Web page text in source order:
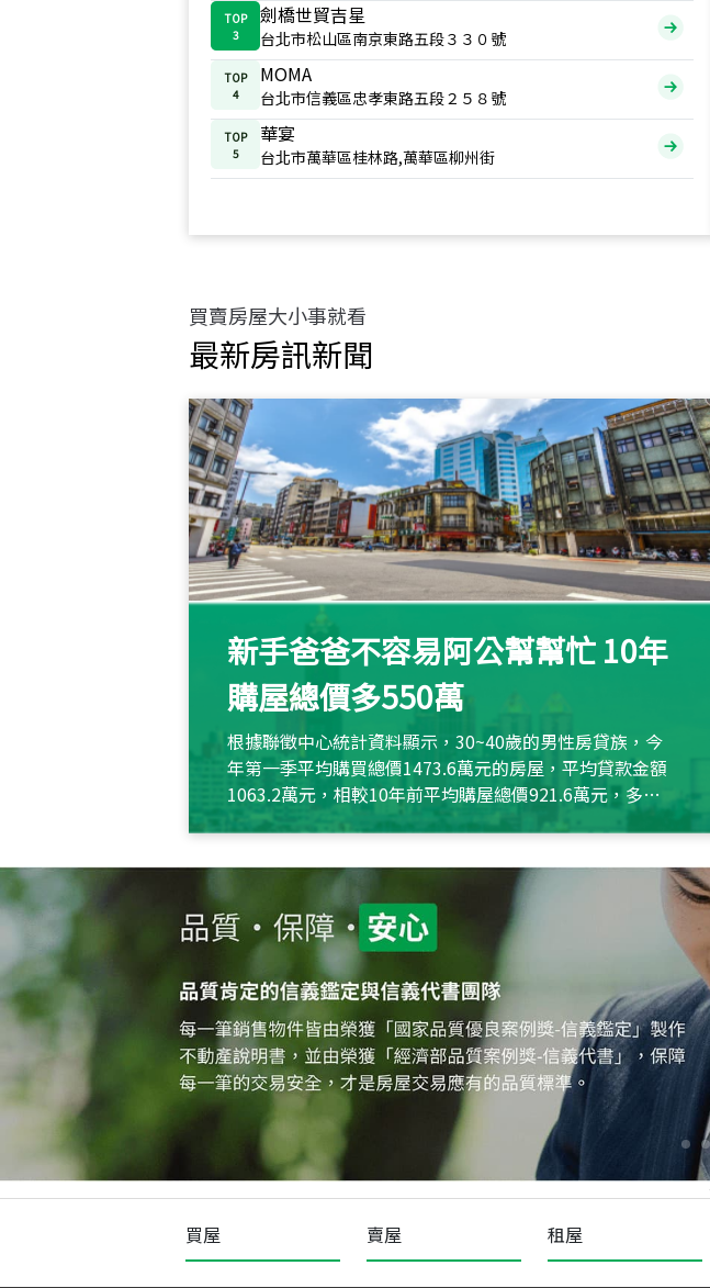
TOP
3
劍橋世貿吉星
台北市松山區南京東路五段３３０號
TOP
4
MOMA
台北市信義區忠孝東路五段２５８號
TOP
5
華宴
台北市萬華區桂林路,萬華區柳州街
買賣房屋大小事就看
最新房訊新聞
新手爸爸不容易阿公幫幫忙 10年
購屋總價多550萬
根據聯徵中心統計資料顯示，30~40歲的男性房貸族，今
年第一季平均購買總價1473.6萬元的房屋，平均貸款金額
1063.2萬元，相較10年前平均購屋總價921.6萬元，多出
約550萬元，且貸款金額也多
買屋 賣屋 租屋